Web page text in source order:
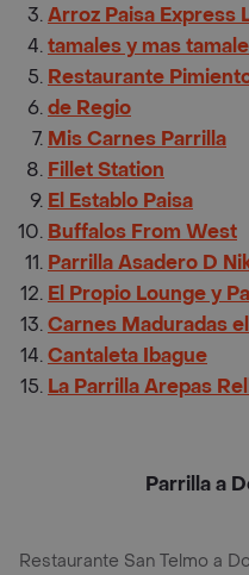
Arroz Paisa Express
tamales y mas
Restaurante
de Regio
Mis Carnes Parrilla
Fillet Station
El Establo Paisa
Buffalos From West
Parrilla Asadero D
El Propio Lounge y
Carnes Maduradas
Cantaleta Ibague
La Parrilla Arepas
Parrilla a
Restaurante San Telmo a